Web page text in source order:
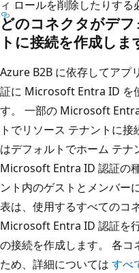
ィ ロールを削除したりする
どのコネクタがデ
トに接続を作成しま
Azure B2B に依存してアプ
証に Microsoft Entra ID を
す。 一部の Microsoft
トでリソース テナントに
はデフォルトでホーム テナ
Microsoft Entra ID 認証の
ント内のゲストとメンバー
表は、使用するすべてのコ
Microsoft Entra ID 認証を
の接続を作成します。 各コ
ため、詳細については すべ